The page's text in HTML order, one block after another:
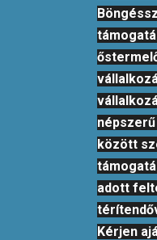
között
adott
Kérjen